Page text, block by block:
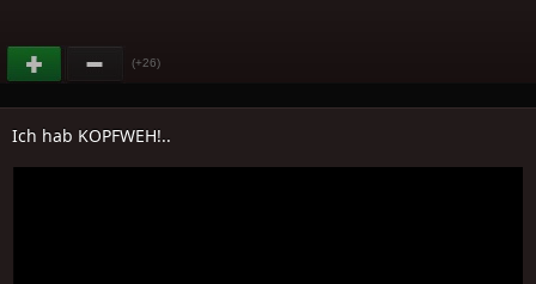
(+26)
Ich hab KOPFWEH!..